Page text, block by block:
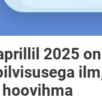
2025